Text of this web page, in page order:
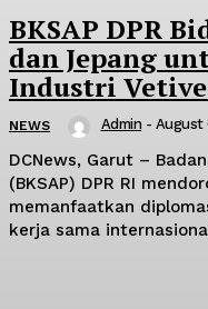
BKSAP DPR
dan Jepang
Industri
NEWS Admin - August
DCNews, Garut –
(BKSAP) DPR RI
memanfaatkan
kerja sama